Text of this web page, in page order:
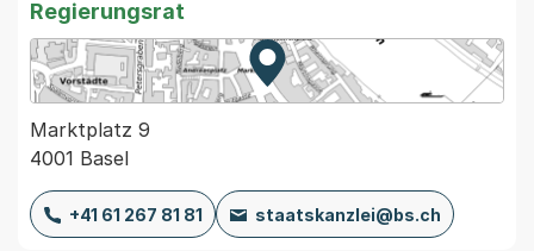
Regierungsrat
Zur Karte von MapBS.
Externer Link, wird in einem
Marktplatz 9
4001 Basel
+41 61 267 81 81 staatskanzlei@bs.ch